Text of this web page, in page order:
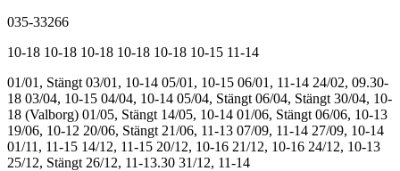
035-33266
10-18 10-18 10-18 10-18 10-18 10-15 11-14
01/01, Stängt 03/01, 10-14 05/01, 10-15 06/01, 11-14 24/02, 09.30-
18 03/04, 10-15 04/04, 10-14 05/04, Stängt 06/04, Stängt 30/04, 10-
18 (Valborg) 01/05, Stängt 14/05, 10-14 01/06, Stängt 06/06, 10-13
19/06, 10-12 20/06, Stängt 21/06, 11-13 07/09, 11-14 27/09, 10-14
01/11, 11-15 14/12, 11-15 20/12, 10-16 21/12, 10-16 24/12, 10-13
25/12, Stängt 26/12, 11-13.30 31/12, 11-14